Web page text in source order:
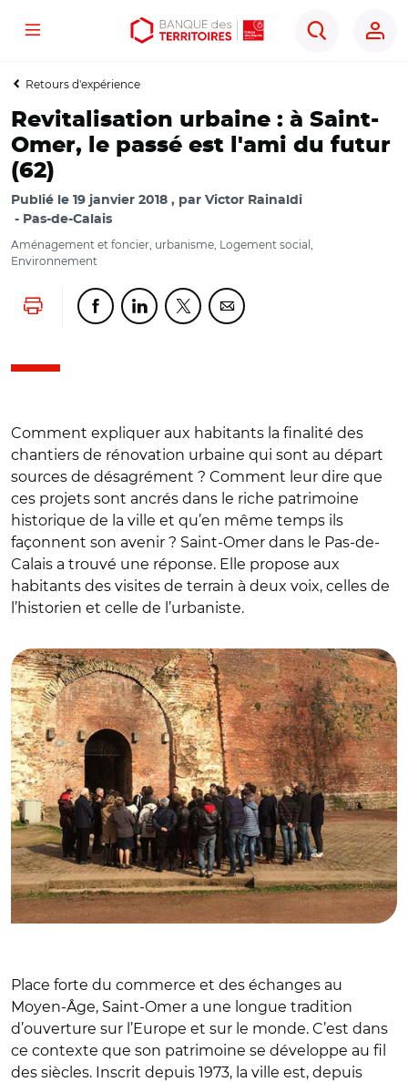
Aller
contenu
Aller
menu
Ouvrir
outils
Menu
Rechercher
Retours d'expérience
Revitalisation urbaine : à Saint-
Omer, le passé est l'ami du futur
(62)
Publié le 19 janvier 2018 par Victor Rainaldi
Pas-de-Calais
Aménagement et foncier, urbanisme, Logement social,
Environnement
Lancer l'impressionPartager cette page sur Facebook
Partager cette page sur Linkedin
Partager cette page sur Twitter
Partager cette page sur
Comment expliquer aux habitants la finalité des
chantiers de rénovation urbaine qui sont au départ
sources de désagrément ? Comment leur dire que
ces projets sont ancrés dans le riche patrimoine
historique de la ville et qu’en même temps ils
façonnent son avenir ? Saint-Omer dans le Pas-de-
Calais a trouvé une réponse. Elle propose aux
habitants des visites de terrain à deux voix, celles de
l’historien et celle de l’urbaniste.
Place forte du commerce et des échanges au
Moyen-Âge, Saint-Omer a une longue tradition
d’ouverture sur l’Europe et sur le monde. C’est dans
ce contexte que son patrimoine se développe au fil
des siècles. Inscrit depuis 1973, la ville est, depuis